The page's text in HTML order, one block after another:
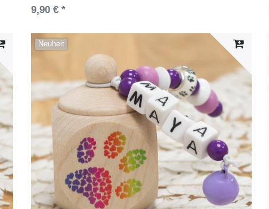
9,90 € *
Neuheit